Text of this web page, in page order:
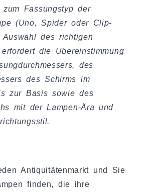
zum Fassungstyp der
(Uno, Spider oder Clip-
des richtigen
die Übereinstimmung
des
des Schirms im
zur Basis sowie des
mit der Lampen-Ära und
Antiquitätenmarkt und Sie
finden, die ihre